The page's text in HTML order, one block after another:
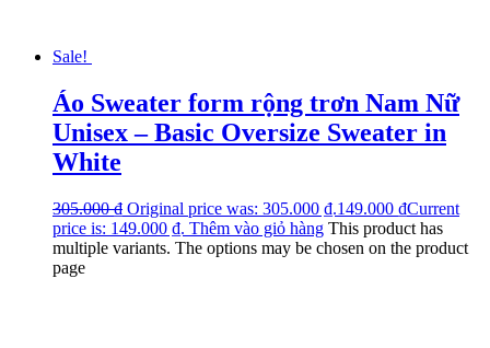
Sale!
Áo Sweater form rộng trơn Nam Nữ
Unisex – Basic Oversize Sweater in
White
305.000₫ Original price was: 305.000 ₫.149.000 ₫Current
price is: 149.000 ₫. Thêm vào giỏ hàng This product has
multiple variants. The options may be chosen on the product
page